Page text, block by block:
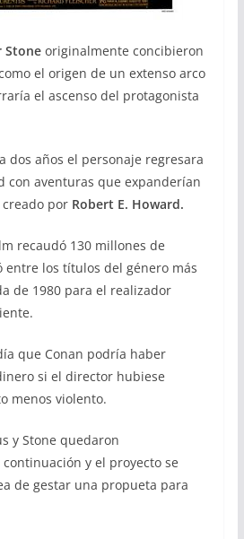
Stoneoriginalmente concibieron
el origen de un extenso arco
el ascenso del protagonista
dos años el personaje regresara
con aventuras que expanderían
porRobert E. Howard.
recaudó 130 millones de
entre los títulos del género más
de 1980 para el realizador
que Conan podría haber
si el director hubiese
menos violento.
y Stone quedaron
y el proyecto se
de gestar una propueta para